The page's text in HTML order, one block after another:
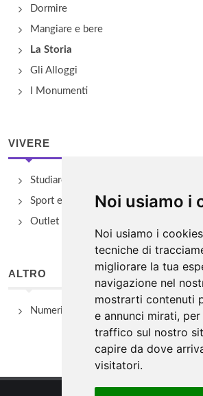
Noi usiamo i
Noi usiamo i
tecniche di
migliorare la tua
navigazione nel
mostrarti contenuti
e annunci mirati,
traffico sul nostro
capire da dove
visitatori.
Dormire
Mangiare e bere
La Storia
Gli Alloggi
I Monumenti
VIVERE
Studiare
Sport e Benessere
Outlet e spacci aziendali
ALTRO
Numeri Utili